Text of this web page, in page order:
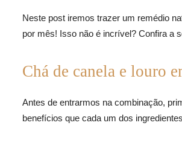
Neste post iremos trazer um remédio
por mês! Isso não é incrível? Confira a
Chá de canela e louro
Antes de entrarmos na combinação,
benefícios que cada um dos